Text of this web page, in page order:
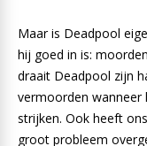
Maar is Deadpool
hij goed in is:
draait Deadpool zijn
vermoorden wanneer
strijken. Ook heeft
groot probleem